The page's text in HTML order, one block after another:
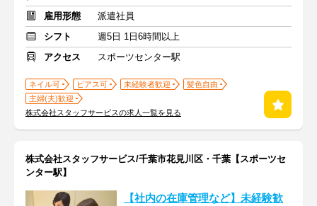
雇用形態
派遣社員
シフト
週5日 1日6時間以上
アクセス
スポーツセンター駅
ネイル可 ピアス可 未経験者歓迎
髪色自由
主婦(夫)歓迎
株式会社スタッフサービスの求人一覧を見る
株式会社スタッフサービス/千葉市花見川区・千葉【スポーツセ
ンター駅】
【社内の在庫管理など】未経験歓